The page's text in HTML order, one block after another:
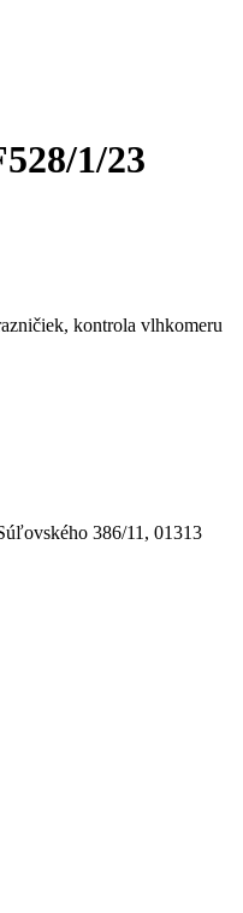
1/23
kontrola vlhkomeru
386/11, 01313